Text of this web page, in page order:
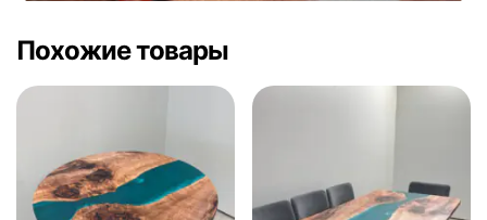
Похожие товары